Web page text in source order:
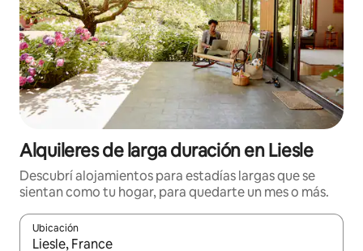
Alquileres de larga duración en Liesle
Descubrí alojamientos para estadías largas que se
sientan como tu hogar, para quedarte un mes o más.
Ubicación
Cuando los resultados estén disponibles, navegá con las